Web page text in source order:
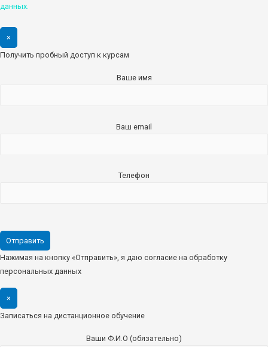
данных.
×
Получить пробный доступ к курсам
Ваше имя
Ваш email
Телефон
Нажимая на кнопку «Отправить», я даю согласие на обработку
персональных данных
×
Записаться на дистанционное обучение
Ваши Ф.И.О (обязательно)